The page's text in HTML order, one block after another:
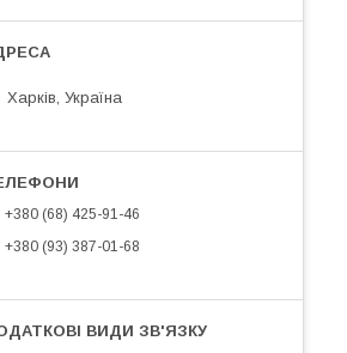
Харків, Україна
+380 (68) 425-91-46
+380 (93) 387-01-68